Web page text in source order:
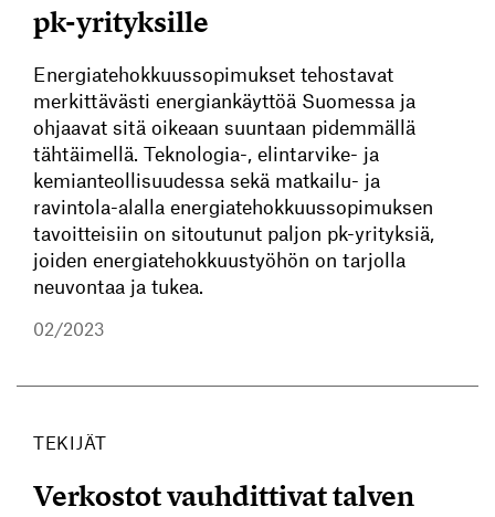
pk-yrityksille
Energiatehokkuussopimukset tehostavat
merkittävästi energiankäyttöä Suomessa ja
ohjaavat sitä oikeaan suuntaan pidemmällä
tähtäimellä. Teknologia-, elintarvike- ja
kemianteollisuudessa sekä matkailu- ja
ravintola-alalla energiatehokkuussopimuksen
tavoitteisiin on sitoutunut paljon pk-yrityksiä,
joiden energiatehokkuustyöhön on tarjolla
neuvontaa ja tukea.
02/2023
TEKIJÄT
Verkostot vauhdittivat talven